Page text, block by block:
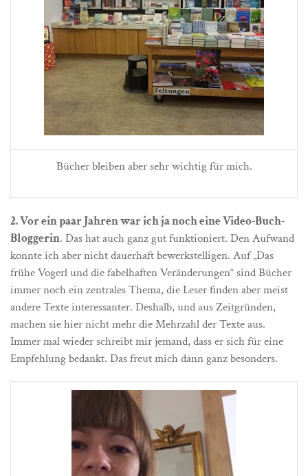
Bücher bleiben aber sehr wichtig für mich.
2. Vor ein paar Jahren war ich ja noch eine Video-Buch-
Bloggerin. Das hat auch ganz gut funktioniert. Den Aufwand
konnte ich aber nicht dauerhaft bewerkstelligen. Auf „Das
frühe Vogerl und die fabelhaften Veränderungen“ sind Bücher
immer noch ein zentrales Thema, die Leser finden aber meist
andere Texte interessanter. Deshalb, und aus Zeitgründen,
machen sie hier nicht mehr die Mehrzahl der Texte aus.
Immer mal wieder schreibt mir jemand, dass er sich für eine
Empfehlung bedankt. Das freut mich dann ganz besonders.